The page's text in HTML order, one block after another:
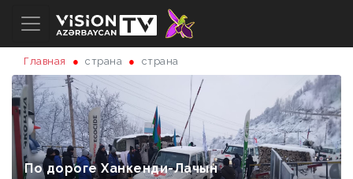
Главная страна страна
По дороге Ханкенди-Лачын